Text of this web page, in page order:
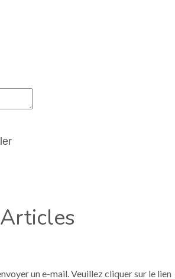
un e-mail.Veuillez cliquer sur le lien